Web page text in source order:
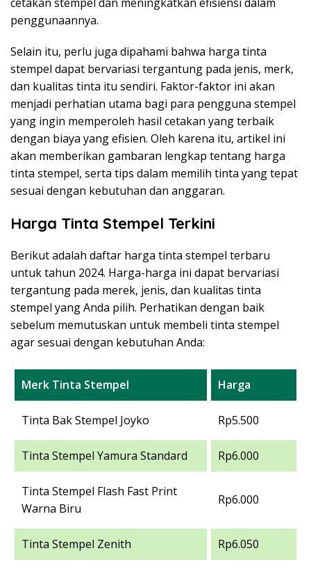
penggunaannya.
Selain itu, perlu juga dipahami bahwa harga tinta
stempel dapat bervariasi tergantung pada jenis, merk,
dan kualitas tinta itu sendiri. Faktor-faktor ini akan
menjadi perhatian utama bagi para pengguna stempel
yang ingin memperoleh hasil cetakan yang terbaik
dengan biaya yang efisien. Oleh karena itu, artikel ini
akan memberikan gambaran lengkap tentang harga
tinta stempel, serta tips dalam memilih tinta yang tepat
sesuai dengan kebutuhan dan anggaran.
Harga Tinta Stempel Terkini
Berikut adalah daftar harga tinta stempel terbaru
untuk tahun 2024. Harga-harga ini dapat bervariasi
tergantung pada merek, jenis, dan kualitas tinta
stempel yang Anda pilih. Perhatikan dengan baik
sebelum memutuskan untuk membeli tinta stempel
agar sesuai dengan kebutuhan Anda:
Merk Tinta Stempel Harga
Tinta Bak Stempel Joyko Rp5.500
Tinta Stempel Yamura Standard Rp6.000
Tinta Stempel Flash Fast Print
Warna Biru
Rp6.000
Tinta Stempel Zenith Rp6.050